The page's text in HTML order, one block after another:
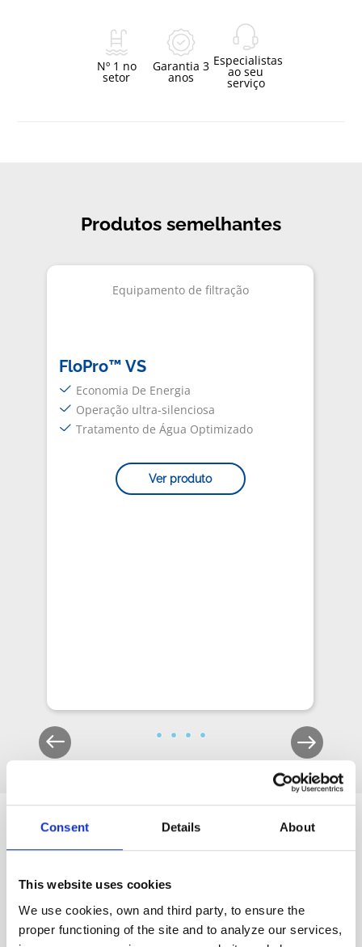
Consent Details About
This website uses cookies
We use cookies, own and third party, to ensure the
proper functioning of the site and to analyze our services,
Nº 1 no
setor
Garantia 3
anos
Especialistas
ao seu
serviço
Produtos semelhantes
Equipamento de filtração
FloPro™ VS
Economia De Energia
Operação ultra-silenciosa
Tratamento de Água Optimizado
Ver produto
Descrição de Powerfalls
Harmonia e personalização